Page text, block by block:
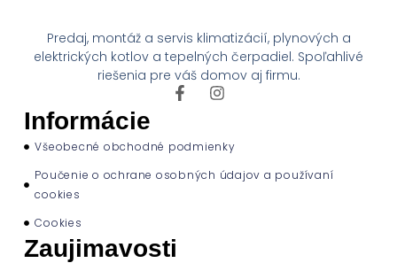
Predaj, montáž a servis klimatizácií, plynových a
elektrických kotlov a tepelných čerpadiel. Spoľahlivé
riešenia pre váš domov aj firmu.
Informácie
Všeobecné obchodné podmienky
Poučenie o ochrane osobných údajov a používaní
cookies
Cookies
Zaujimavosti